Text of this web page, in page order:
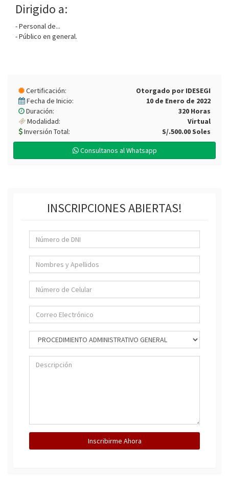
Dirigido a:
- Personal de...
- Público en general.
Certificación:
Otorgado por IDESEGI
Fecha de Inicio:
10 de Enero de 2022
Duración:
320 Horas
Modalidad:
Virtual
Inversión Total:
S/.500.00 Soles
Consultanos al Whatsapp
INSCRIPCIONES ABIERTAS!
Inscribirme Ahora